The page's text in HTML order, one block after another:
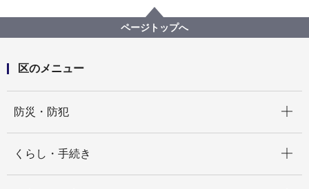
上永谷・上永谷町ページトップへ
区のメニュー
防災・防犯
くらし・手続き